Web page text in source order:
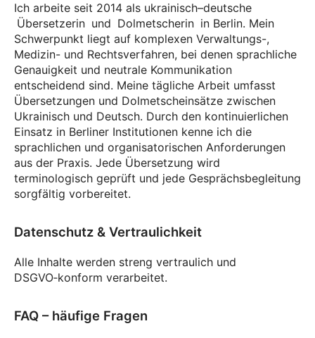
Ich arbeite seit 2014 als ukrainisch–deutsche
Übersetzerin und Dolmetscherin in Berlin. Mein
Schwerpunkt liegt auf komplexen Verwaltungs-,
Medizin- und Rechtsverfahren, bei denen sprachliche
Genauigkeit und neutrale Kommunikation
entscheidend sind. Meine tägliche Arbeit umfasst
Übersetzungen und Dolmetscheinsätze zwischen
Ukrainisch und Deutsch. Durch den kontinuierlichen
Einsatz in Berliner Institutionen kenne ich die
sprachlichen und organisatorischen Anforderungen
aus der Praxis. Jede Übersetzung wird
terminologisch geprüft und jede Gesprächsbegleitung
sorgfältig vorbereitet.
Datenschutz & Vertraulichkeit
Alle Inhalte werden streng vertraulich und
DSGVO‑konform verarbeitet.
FAQ – häufige Fragen